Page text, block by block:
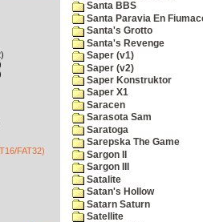
FAT32)
Santa BBS
Santa Paravia En
Santa's Grotto
Santa's Revenge
Saper (v1)
Saper (v2)
Saper Konstruktor
Saper X1
Saracen
Sarasota Sam
Saratoga
Sarepska The Game
Sargon II
Sargon III
Satalite
Satan's Hollow
Satarn Saturn
Satellite